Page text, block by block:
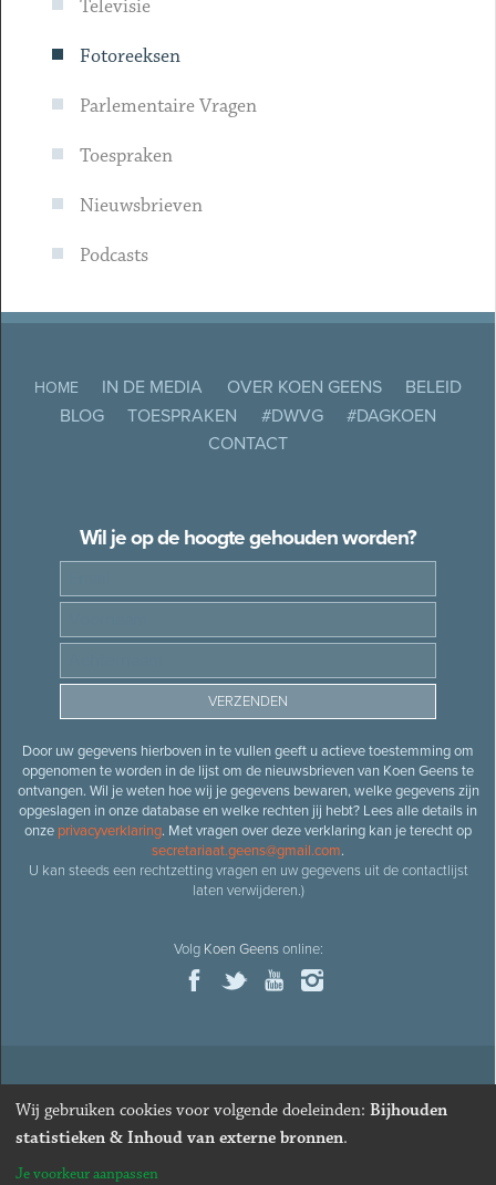
Televisie
Fotoreeksen
Parlementaire Vragen
Toespraken
Nieuwsbrieven
Podcasts
HOME IN DE MEDIA OVER KOEN GEENS
BELEID
BLOG
TOESPRAKEN #DWVG
#DAGKOEN
CONTACT
Wil je op de hoogte gehouden worden?
Door uw gegevens hierboven in te vullen geeft u actieve toestemming om
opgenomen te worden in de lijst om de nieuwsbrieven van Koen Geens te
ontvangen. Wil je weten hoe wij je gegevens bewaren, welke gegevens zijn
opgeslagen in onze database en welke rechten jij hebt? Lees alle details in
onze privacyverklaring. Met vragen over deze verklaring kan je terecht op
secretariaat.geens@gmail.com.
U kan steeds een rechtzetting vragen en uw gegevens uit de contactlijst
laten verwijderen.)
Volg Koen Geensonline:
© 2026Oud-minister en ere-volksvertegenwoordiger Koen
· Alle rechten voorbehouden · Cookies wijzigen
Webdesign&website ontwikkelingdoor Zenjoy in Leuven
Wij gebruiken cookies voor volgende doeleinden: Bijhouden
statistieken & Inhoud van externe bronnen.
Je voorkeur aanpassen